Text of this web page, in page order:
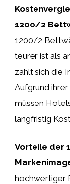
1200/2
1200/2
teurer ist als
zahlt sich die
Aufgrund
müssen
langfristig
Vorteile der
hochwertiger